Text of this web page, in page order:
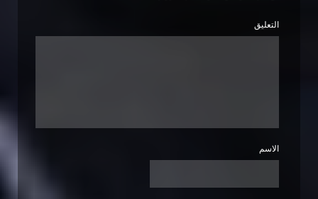
التعليق
الاسم